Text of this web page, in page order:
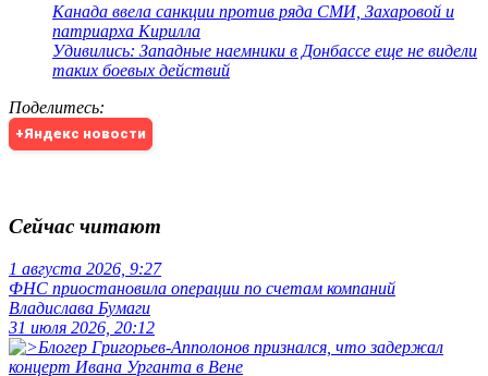
Канада ввела санкции против ряда СМИ, Захаровой и
патриарха Кирилла
Удивились: Западные наемники в Донбассе еще не видели
таких боевых действий
Поделитесь:
+Яндекс новости
Сейчас читают
1 августа 2026, 9:27
ФНС приостановила операции по счетам компаний
Владислава Бумаги
31 июля 2026, 20:12